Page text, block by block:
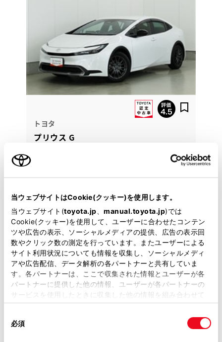
当ウェブサイトはCookie(クッキー)を使用します。
当ウェブサイト(toyota.jp manual.toyota.jp)では
Cookie(クッキー)を使用して、ユーザーに合わせたコンテン
ツや広告の表示、ソーシャルメディアの提供、広告の表示回
数やクリック数の測定を行っています。またユーザーによる
サイト利用状況についても情報を収集し、ソーシャルメディ
アや広告配信、データ解析の各パートナーと共有していま
す。各パートナーは、ここで収集された情報とユーザーが各
パートナーに提供した他の情報、ユーザーが各パートナーの
サービスを使用したときに収集した他の情報を組み合わせて
使用することがあります。当ウェブサイトの使用を続行する
必須
トヨタ
プリウス G
ん、先進安全装備も充実♪快適なドライブを、、、！
支払総額 295.8
※ 価格は展示店にて8月登録の場合 ※ 消費税10％込み
月々定額プラン
頭金・ボーナス払い0円 月々45,700円
年式 2024年(R6年) 走行 22,000km
修復 なし 車検 車検整備付